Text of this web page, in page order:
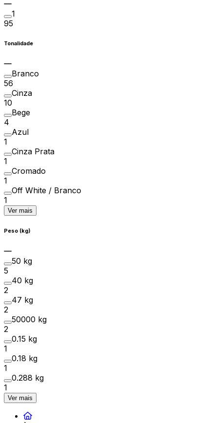
1
95
Tonalidade
Branco
56
Cinza
10
Bege
4
Azul
1
Cinza Prata
1
Cromado
1
Off White / Branco
1
Ver mais
Peso (kg)
50 kg
5
40 kg
2
47 kg
2
50000 kg
2
0.15 kg
1
0.18 kg
1
0.288 kg
1
Ver mais